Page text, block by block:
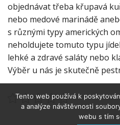
objednávat třeba křupavá
nebo medové marinádě
s různými typy amerických
neholdujete tomuto typu
lehké a zdravé saláty nebo
Výběr u nás je skutečně
Tento web používá k
a analýze návštěvnosti
webu s tím